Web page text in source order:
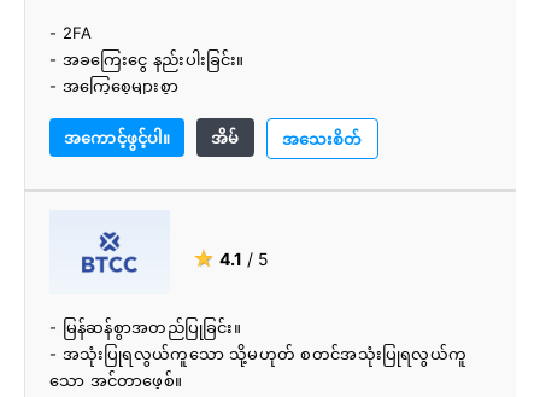
- 2FA
- အခကြေးငွေ နည်းပါးခြင်း။
- အကြွေစေ့များစွာ
- အရောင်းအ၀ယ်စရိတ် အလွန်နည်းသည်။
- AI အင်္ဂါရပ်များဖြင့် ခေတ်မီဆန်းသစ်သော ကုန်သွယ်မှုပလပ်
ဖောင်း
အကောင့်ဖွင့်ပါ။ အိမ် အသေးစိတ်
★ 4.1 / 5
- မြန်ဆန်စွာအတည်ပြုခြင်း။
- အသုံးပြုရလွယ်ကူသော သို့မဟုတ် စတင်အသုံးပြုရလွယ်ကူ
သော အင်တာဖေ့စ်။